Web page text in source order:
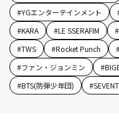
#YGエンターテインメント
#KARA #LE SSERAFIM #
#TWS #Rocket Punch
#ファン・ジョンミン #
#BTS(防弾少年団) #